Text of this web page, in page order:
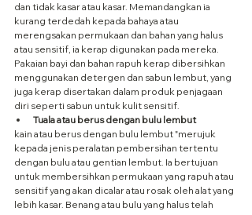
dan tidak kasar atau kasar. Memandangkan ia
kurang terdedah kepada bahaya atau
merengsakan permukaan dan bahan yang halus
atau sensitif, ia kerap digunakan pada mereka.
Pakaian bayi dan bahan rapuh kerap dibersihkan
menggunakan detergen dan sabun lembut, yang
juga kerap disertakan dalam produk penjagaan
diri seperti sabun untuk kulit sensitif.
Tuala atau berus dengan bulu lembut
kain atau berus dengan bulu lembut "merujuk
kepada jenis peralatan pembersihan tertentu
dengan bulu atau gentian lembut. Ia bertujuan
untuk membersihkan permukaan yang rapuh atau
sensitif yang akan dicalar atau rosak oleh alat yang
lebih kasar. Benang atau bulu yang halus telah